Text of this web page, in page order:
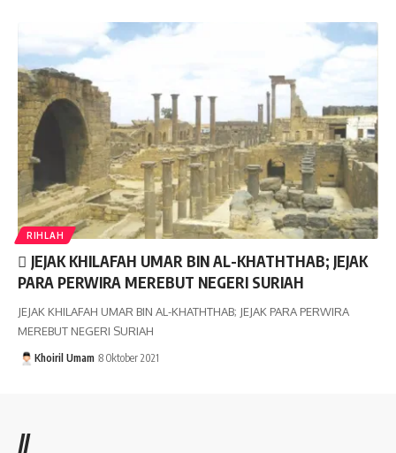
RIHLAH
JEJAK KHILAFAH UMAR BIN AL-KHATHTHAB; JEJAK
PARA PERWIRA MEREBUT NEGERI SURIAH
JEJAK KHILAFAH UMAR BIN AL-KHATHTHAB; JEJAK PARA PERWIRA
MEREBUT NEGERI SURIAH
Khoiril Umam 8 Oktober 2021
//